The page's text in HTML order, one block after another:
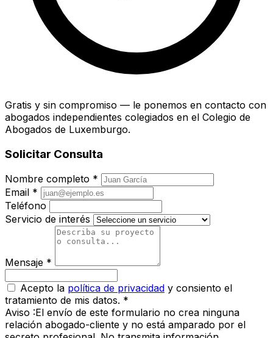
Gratis y sin compromiso — le ponemos en contacto con
abogados independientes colegiados en el Colegio de
Abogados de Luxemburgo.
Solicitar Consulta
Nombre completo *
Email *
Teléfono
Servicio de interés
Mensaje *
Acepto la política de privacidad y consiento el
tratamiento de mis datos. *
Aviso :El envío de este formulario no crea ninguna
relación abogado-cliente y no está amparado por el